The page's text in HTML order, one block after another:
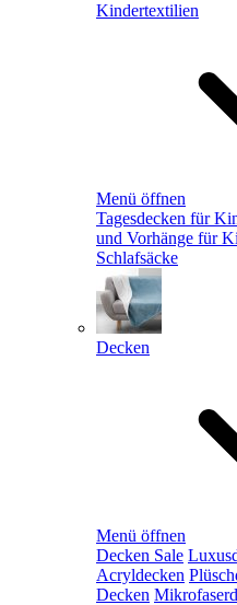
Kindertextilien
Menü öffnen
Tagesdecken für
und Vorhänge für
Schlafsäcke
Decken
Menü öffnen
Decken Sale
Acryldecken
Decken